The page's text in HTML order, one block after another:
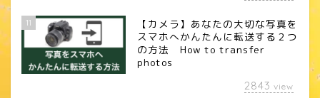
11
【カメラ】あなたの大切な写真を
スマホへかんたんに転送する２つ
の方法 How to transfer
photos
2843 view